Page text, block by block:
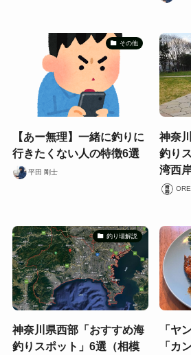
その他
【あー無理】一緒に釣りに
行きたくない人の特徴6選
平田 剛士
神奈
釣り
湾西岸
釣り場解説
神奈川県西部「おすすめ海
釣りスポット」6選（相模
「ヤ
「カ